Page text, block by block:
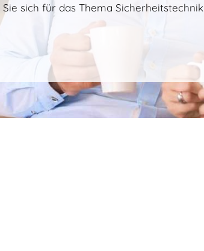
sich für das Thema Sicherheitstechnik